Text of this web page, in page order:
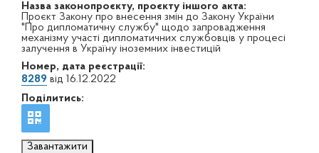
Назва законопроєкту, проєкту іншого акта:
Проєкт Закону про внесення змін до Закону України
"Про дипломатичну службу" щодо запровадження
механізму участі дипломатичних службовців у процесі
залучення в Україну іноземних інвестицій
Номер, дата реєстрації:
8289 від 16.12.2022
Поділитись:
Завантажити